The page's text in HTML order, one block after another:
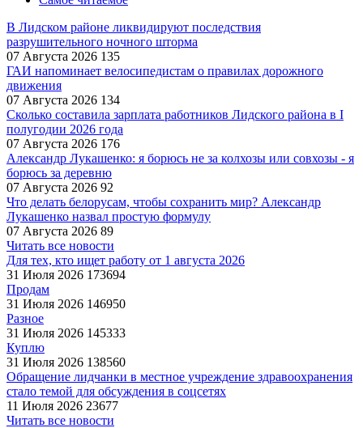
В Лидском районе ликвидируют последствия
разрушительного ночного шторма
07 Августа 2026 135
ГАИ напоминает велосипедистам о правилах дорожного
движения
07 Августа 2026 134
Сколько составила зарплата работников Лидского района в I
полугодии 2026 года
07 Августа 2026 176
Александр Лукашенко: я борюсь не за колхозы или совхозы - я
борюсь за деревню
07 Августа 2026 92
Что делать белорусам, чтобы сохранить мир? Александр
Лукашенко назвал простую формулу
07 Августа 2026 89
Читать все новости
Для тех, кто ищет работу от 1 августа 2026
31 Июля 2026 173694
Продам
31 Июля 2026 146950
Разное
31 Июля 2026 145333
Куплю
31 Июля 2026 138560
Обращение лидчанки в местное учреждение здравоохранения
стало темой для обсуждения в соцсетях
11 Июля 2026 23677
Читать все новости